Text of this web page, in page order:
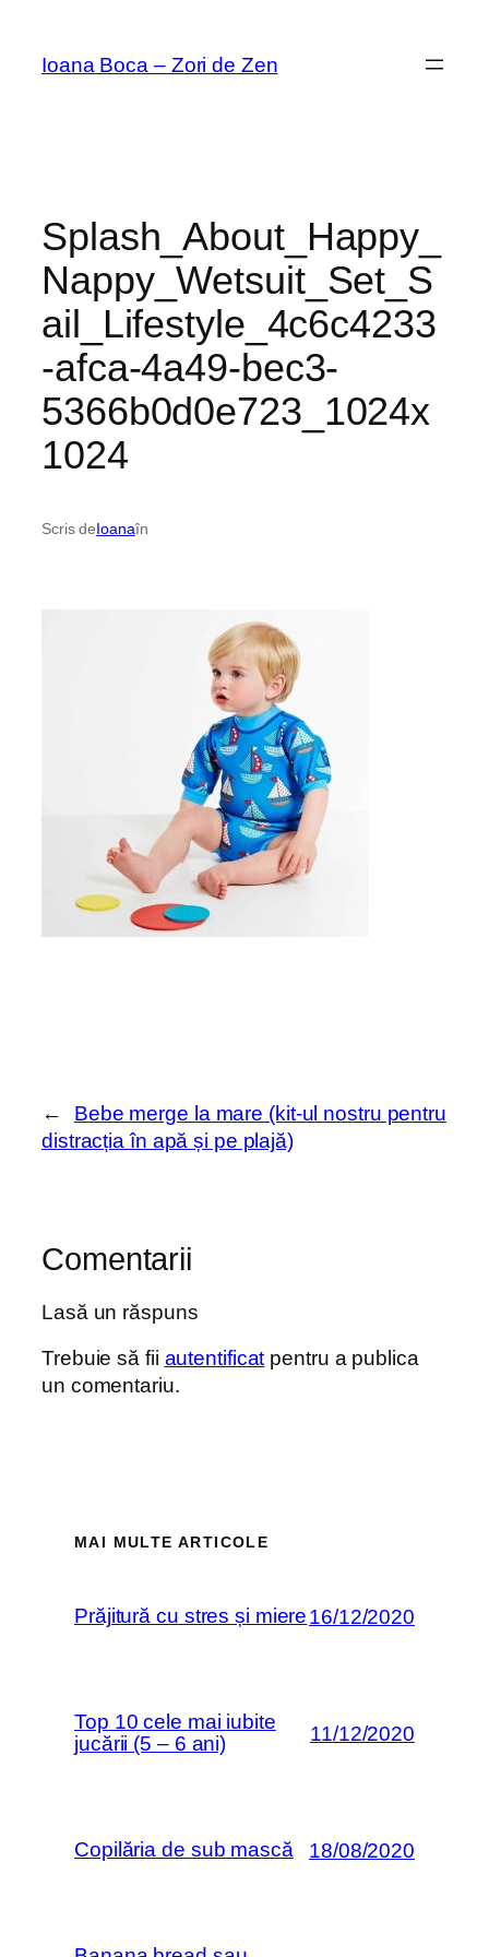
conținut
Ioana Boca – Zori de Zen
Splash_About_Happy_
Nappy_Wetsuit_Set_S
ail_Lifestyle_4c6c4233
-afca-4a49-bec3-
5366b0d0e723_1024x
1024
Scris deIoanaîn
←
Bebe merge la mare (kit-ul nostru pentru
distracția în apă și pe plajă)
Comentarii
Lasă un răspuns
Trebuie să fii autentificat pentru a publica
un comentariu.
MAI MULTE ARTICOLE
Prăjitură cu stres și miere16/12/2020
Top 10 cele mai iubite
jucării (5 – 6 ani)
11/12/2020
Copilăria de sub mască 18/08/2020